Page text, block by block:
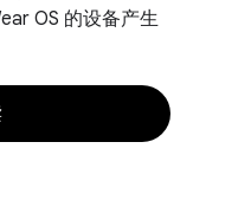
OS 的设备产生